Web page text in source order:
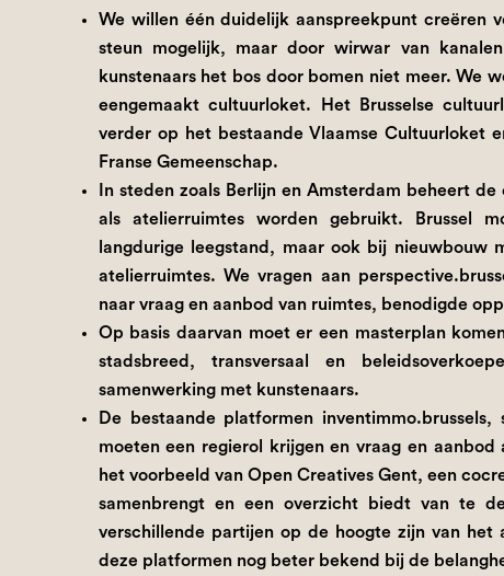
We willen één duidelijk aanspreekpunt creëren
steun mogelijk, maar door wirwar van
kunstenaars het bos door bomen niet meer. We
eengemaakt cultuurloket. Het Brusselse
verder op het bestaande Vlaamse Cultuurloket
Franse Gemeenschap.
In steden zoals Berlijn en Amsterdam beheert
als atelierruimtes worden gebruikt. Brussel
langdurige leegstand, maar ook bij nieuwbouw
atelierruimtes. We vragen aan
naar vraag en aanbod van ruimtes, benodigde
Op basis daarvan moet er een masterplan
stadsbreed, transversaal en
samenwerking met kunstenaars.
De bestaande platformen inventimmo.brussels,
moeten een regierol krijgen en vraag en
het voorbeeld van Open Creatives Gent, een
samenbrengt en een overzicht biedt van te
verschillende partijen op de hoogte zijn van het
deze platformen nog beter bekend bij de